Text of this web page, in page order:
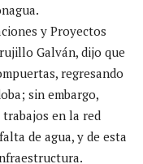
y Proyectos
Galván, dijo que
regresando
sin embargo,
en la red
de agua, y de esta